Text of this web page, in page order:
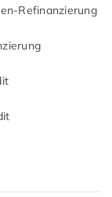
Refinanzierung